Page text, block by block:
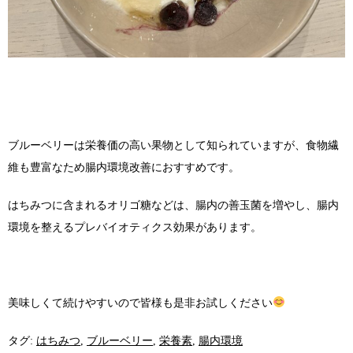
ブルーベリーは栄養価の高い果物として知られていますが、食物繊
維も豊富なため腸内環境改善におすすめです。
はちみつに含まれるオリゴ糖などは、腸内の善玉菌を増やし、腸内
環境を整えるプレバイオティクス効果があります。
美味しくて続けやすいので皆様も是非お試しください
タグ: はちみつ ブルーベリー 栄養素 腸内環境